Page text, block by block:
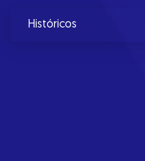
Históricos